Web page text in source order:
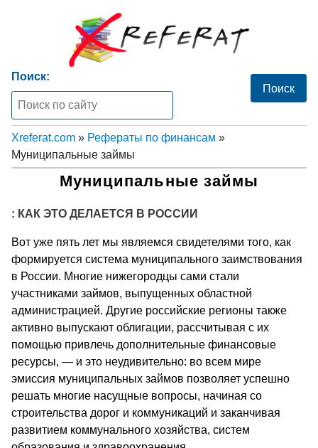
Поиск:
Xreferat.com » Рефераты по финансам »
Муниципальные займы
Муниципальные займы
: КАК ЭТО ДЕЛАЕТСЯ В РОССИИ
Вот уже пять лет мы являемся свидетелями того, как
формируется система муниципального заимствования
в России. Многие нижегородцы сами стали
участниками займов, выпущенных областной
администрацией. Другие российские регионы также
активно выпускают облигации, рассчитывая с их
помощью привлечь дополнительные финансовые
ресурсы, — и это неудивительно: во всем мире
эмиссия муниципальных займов позволяет успешно
решать многие насущные вопросы, начиная со
строительства дорог и коммуникаций и заканчивая
развитием коммунального хозяйства, систем